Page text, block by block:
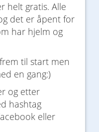
helt gratis. Alle
det er åpent for
har hjelm og
til start men
en gang:)
og etter
hashtag
eller